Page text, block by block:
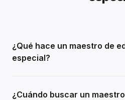
¿Qué hace un maestro de
especial?
¿Cuándo buscar un